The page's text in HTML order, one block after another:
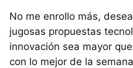
No me enrollo más,
jugosas propuestas
innovación sea mayor
con lo mejor de la